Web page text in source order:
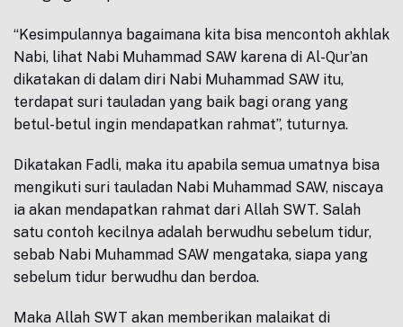
“Kesimpulannya bagaimana kita bisa mencontoh akhlak
Nabi, lihat Nabi Muhammad SAW karena di Al-Qur’an
dikatakan di dalam diri Nabi Muhammad SAW itu,
terdapat suri tauladan yang baik bagi orang yang
betul-betul ingin mendapatkan rahmat”, tuturnya.
Dikatakan Fadli, maka itu apabila semua umatnya bisa
mengikuti suri tauladan Nabi Muhammad SAW, niscaya
ia akan mendapatkan rahmat dari Allah SWT. Salah
satu contoh kecilnya adalah berwudhu sebelum tidur,
sebab Nabi Muhammad SAW mengataka, siapa yang
sebelum tidur berwudhu dan berdoa.
Maka Allah SWT akan memberikan malaikat di